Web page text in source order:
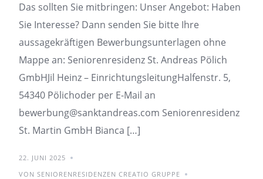
Das sollten Sie mitbringen: Unser Angebot: Haben
Sie Interesse? Dann senden Sie bitte Ihre
aussagekräftigen Bewerbungsunterlagen ohne
Mappe an: Seniorenresidenz St. Andreas Pölich
GmbHJil Heinz – EinrichtungsleitungHalfenstr. 5,
54340 Pölichoder per E-Mail an
bewerbung@sanktandreas.com Seniorenresidenz
St. Martin GmbH Bianca […]
22. JUNI 2025
VON SENIORENRESIDENZEN CREATIO GRUPPE